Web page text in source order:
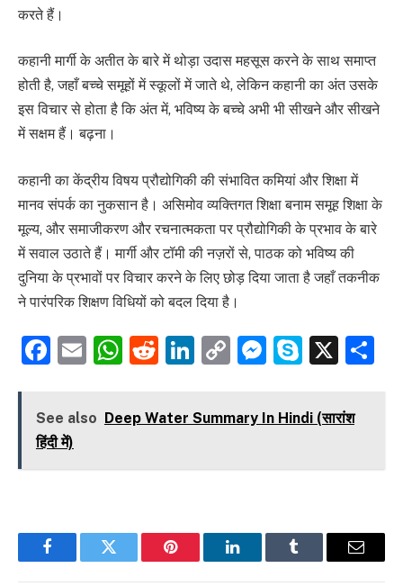
करते हैं।
कहानी मार्गी के अतीत के बारे में थोड़ा उदास महसूस करने के साथ समाप्त
होती है, जहाँ बच्चे समूहों में स्कूलों में जाते थे, लेकिन कहानी का अंत उसके
इस विचार से होता है कि अंत में, भविष्य के बच्चे अभी भी सीखने और सीखने
में सक्षम हैं। बढ़ना।
कहानी का केंद्रीय विषय प्रौद्योगिकी की संभावित कमियां और शिक्षा में
मानव संपर्क का नुकसान है। असिमोव व्यक्तिगत शिक्षा बनाम समूह शिक्षा के
मूल्य, और समाजीकरण और रचनात्मकता पर प्रौद्योगिकी के प्रभाव के बारे
में सवाल उठाते हैं। मार्गी और टॉमी की नज़रों से, पाठक को भविष्य की
दुनिया के प्रभावों पर विचार करने के लिए छोड़ दिया जाता है जहाँ तकनीक
ने पारंपरिक शिक्षण विधियों को बदल दिया है।
Facebook
EmailWhatsApp
Reddit
LinkedIn
Copy Skype
X
See also Deep Water Summary In Hindi (सारांश
हिंदी में)
FacebookTwitter Pinterest LinkedInTumblr Email